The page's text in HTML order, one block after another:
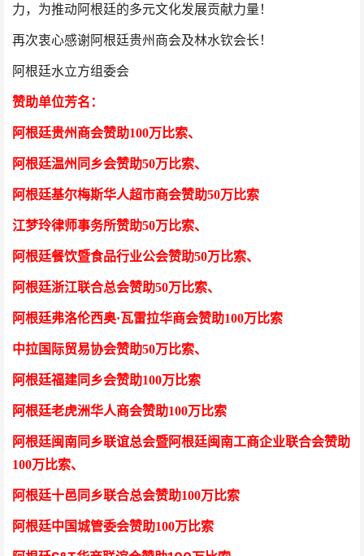
力，为推动阿根廷的多元文化发展贡献力量！
再次衷心感谢阿根廷贵州商会及林水钦会长！
阿根廷水立方组委会
赞助单位芳名：
阿根廷贵州商会赞助100万比索、
阿根廷温州同乡会赞助50万比索、
阿根廷基尔梅斯华人超市商会赞助50万比索
江梦玲律师事务所赞助50万比索、
阿根廷餐饮暨食品行业公会赞助50万比索、
阿根廷浙江联合总会赞助50万比索、
阿根廷弗洛伦西奥·瓦雷拉华商会赞助100万比索
中拉国际贸易协会赞助50万比索、
阿根廷福建同乡会赞助100万比索
阿根廷老虎洲华人商会赞助100万比索
阿根廷闽南同乡联谊总会暨阿根廷闽南工商企业联合会赞助
100万比索、
阿根廷十邑同乡联合总会赞助100万比索
阿根廷中国城管委会赞助100万比索